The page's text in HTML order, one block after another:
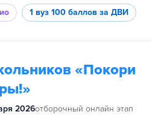
1 вуз 100 баллов за ДВИ
«Покори
2026отборочный онлайн этап